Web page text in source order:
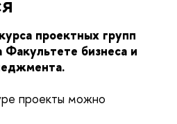
проектных групп
бизнеса и
проекты можно